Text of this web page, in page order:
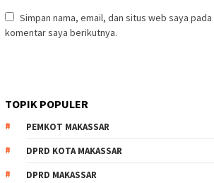
Simpan nama, email, dan situs web saya
komentar saya berikutnya.
TOPIK POPULER
PEMKOT MAKASSAR
DPRD KOTA MAKASSAR
DPRD MAKASSAR